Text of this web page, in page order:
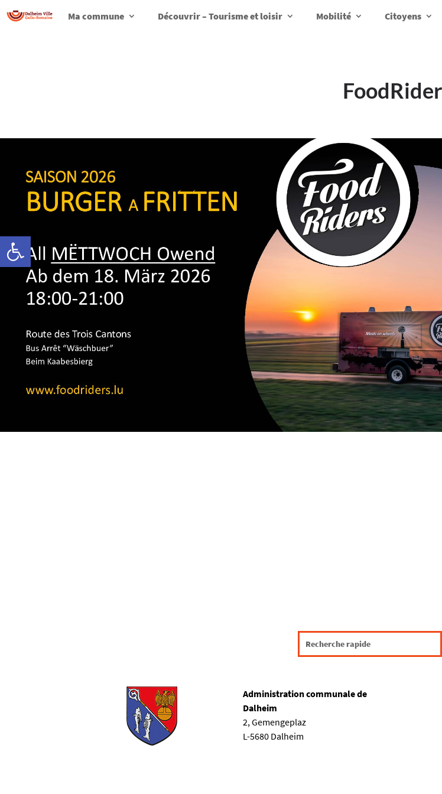
Ouvrir la barre d’outils
Ma commune Découvrir – Tourisme et loisir Mobilité Citoyens
Administration communale de
Dalheim
2, Gemengeplaz
L-5680 Dalheim